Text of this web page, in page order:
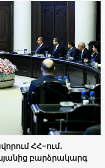
ՀՀ-ում․
բարձրակարգ